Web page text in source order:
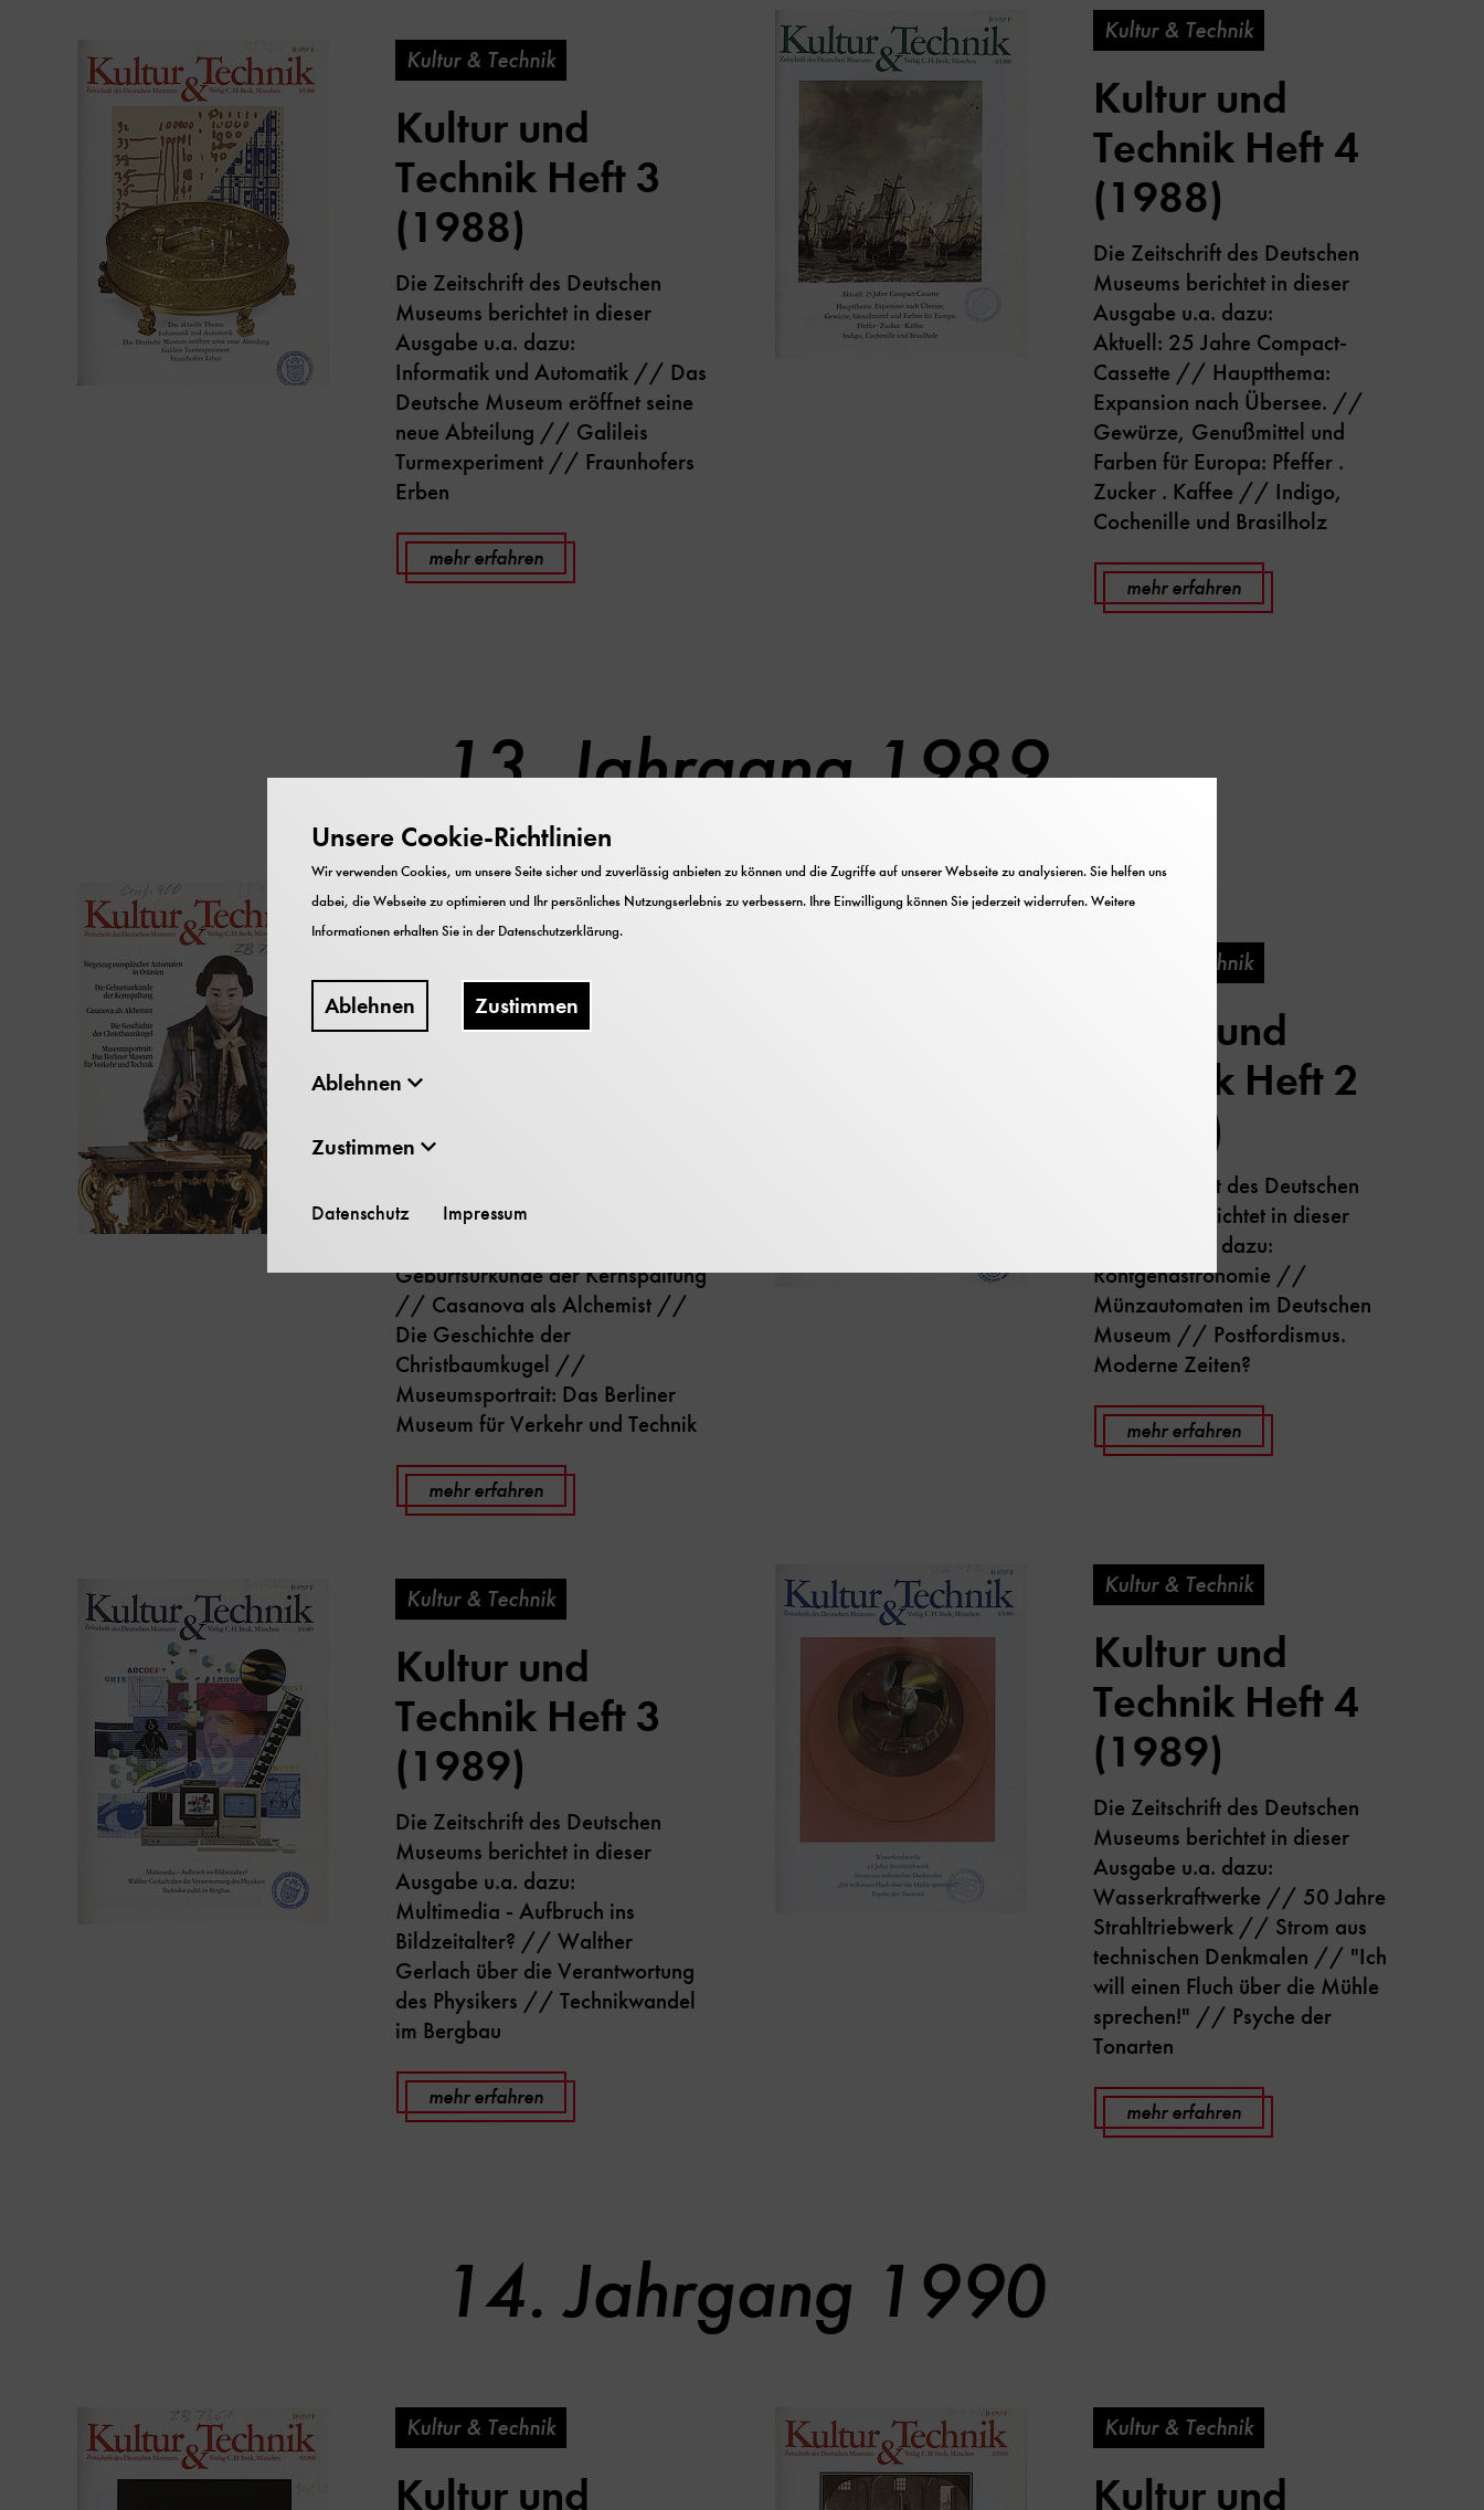
Kultur & Technik
Kultur und
Technik Heft 3
(1988)
Die Zeitschrift des Deutschen
Museums berichtet in dieser
Ausgabe u.a. dazu:
Informatik und Automatik // Das
Deutsche Museum eröffnet seine
neue Abteilung // Galileis
Turmexperiment // Fraunhofers
Erben
mehr erfahren
Kultur & Technik
Kultur und
Technik Heft 4
(1988)
Die Zeitschrift des Deutschen
Museums berichtet in dieser
Ausgabe u.a. dazu:
Aktuell: 25 Jahre Compact-
Cassette // Hauptthema:
Expansion nach Übersee. //
Gewürze, Genußmittel und
Farben für Europa: Pfeffer .
Zucker . Kaffee // Indigo,
Cochenille und Brasilholz
mehr erfahren
13. Jahrgang 1989
Kultur & Technik
Kultur und
Technik Heft 1
(1989)
Museums berichtet in dieser
Siegeszug europäischer
Geburtsurkunde der Kernspaltung
// Casanova als Alchemist //
Die Geschichte der
Christbaumkugel //
Museumsportrait: Das Berliner
Museum für Verkehr und Technik
mehr erfahren
Kultur & Technik
Kultur und
Technik Heft 2
(1989)
Die Zeitschrift des Deutschen
Museums berichtet in dieser
Ausgabe u.a. dazu:
Röntgenastronomie //
Münzautomaten im Deutschen
Museum // Postfordismus.
Moderne Zeiten?
mehr erfahren
Kultur & Technik
Kultur und
Technik Heft 3
(1989)
Die Zeitschrift des Deutschen
Museums berichtet in dieser
Ausgabe u.a. dazu:
Multimedia - Aufbruch ins
Bildzeitalter? // Walther
Gerlach über die Verantwortung
des Physikers // Technikwandel
im Bergbau
mehr erfahren
Kultur & Technik
Kultur und
Technik Heft 4
(1989)
Die Zeitschrift des Deutschen
Museums berichtet in dieser
Ausgabe u.a. dazu:
Wasserkraftwerke // 50 Jahre
Strahltriebwerk // Strom aus
technischen Denkmalen // "Ich
will einen Fluch über die Mühle
sprechen!" // Psyche der
Tonarten
mehr erfahren
14. Jahrgang 1990
Kultur & Technik
Kultur und
Kultur & Technik
Kultur und
Unsere Cookie-Richtlinien
Wir verwenden Cookies, um unsere Seite sicher und zuverlässig anbieten zu können und die Zugriffe auf unserer Webseite zu analysieren. Sie helfen uns
dabei, die Webseite zu optimieren und Ihr persönliches Nutzungserlebnis zu verbessern. Ihre Einwilligung können Sie jederzeit widerrufen. Weitere
Informationen erhalten Sie in derDatenschutzerklärung.
Ablehnen Zustimmen
Ablehnen
Zustimmen
Datenschutz Impressum